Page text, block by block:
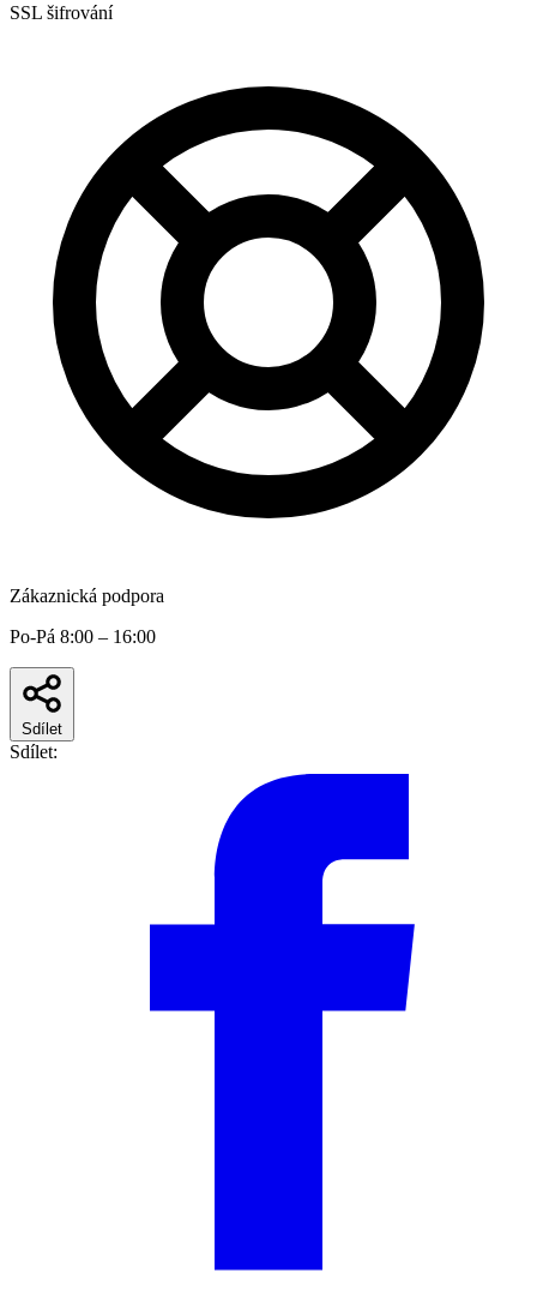
SSL šifrování
Zákaznická podpora
Po-Pá 8:00 – 16:00
Sdílet
Sdílet: